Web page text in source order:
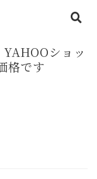
ショッ
格です